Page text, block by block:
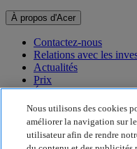
À propos d'Acer
Contactez-nous
Relations avec les
Actualités
Prix
Événements
Développement durable
Développement durable
Nous utilisons des cookies
améliorer la navigation sur
utilisateur afin de rendre